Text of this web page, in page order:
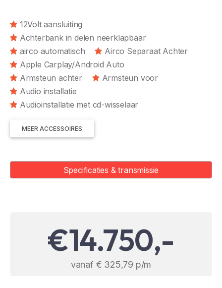
12Volt aansluiting
Achterbank in delen neerklapbaar
airco automatisch
Airco Separaat Achter
Apple Carplay/Android Auto
Armsteun achter
Armsteun voor
Audio installatie
Audioinstallatie met cd-wisselaar
MEER ACCESSOIRES
Specificaties & transmissie
€14.750,-
vanaf € 325,79 p/m